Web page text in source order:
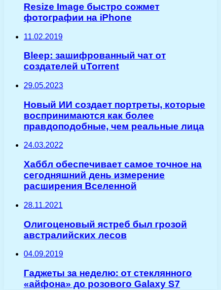
Resize Image быстро сожмет
фотографии на iPhone
11.02.2019
Bleep: зашифрованный чат от
создателей uTorrent
29.05.2023
Новый ИИ создает портреты, которые
воспринимаются как более
правдоподобные, чем реальные лица
24.03.2022
Хаббл обеспечивает самое точное на
сегодняшний день измерение
расширения Вселенной
28.11.2021
Олигоценовый ястреб был грозой
австралийских лесов
04.09.2019
Гаджеты за неделю: от стеклянного
«айфона» до розового Galaxy S7